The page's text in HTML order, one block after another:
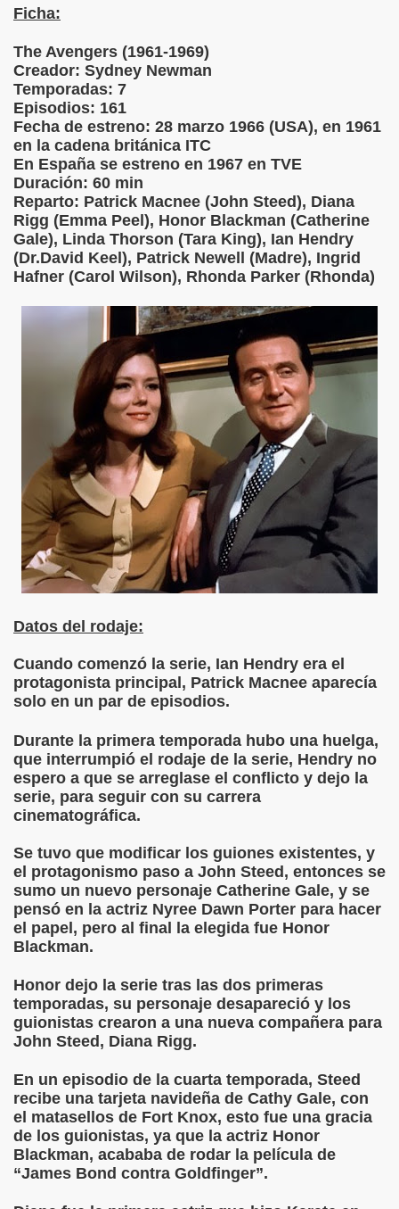
Ficha:
The Avengers (1961-1969)
Creador: Sydney Newman
Temporadas: 7
Episodios: 161
Fecha de estreno: 28 marzo 1966 (USA), en 1961
en la cadena británica ITC
En España se estreno en 1967 en TVE
Duración: 60 min
Reparto: Patrick Macnee (John Steed), Diana
Rigg (Emma Peel), Honor Blackman (Catherine
Gale), Linda Thorson (Tara King), Ian Hendry
(Dr.David Keel), Patrick Newell (Madre), Ingrid
Hafner (Carol Wilson), Rhonda Parker (Rhonda)
Datos del rodaje:
Cuando comenzó la serie, Ian Hendry era el
protagonista principal, Patrick Macnee aparecía
solo en un par de episodios.
Durante la primera temporada hubo una huelga,
que interrumpió el rodaje de la serie, Hendry no
espero a que se arreglase el conflicto y dejo la
serie, para seguir con su carrera
cinematográfica.
Se tuvo que modificar los guiones existentes, y
el protagonismo paso a John Steed, entonces se
sumo un nuevo personaje Catherine Gale, y se
pensó en la actriz Nyree Dawn Porter para hacer
el papel, pero al final la elegida fue Honor
Blackman.
Honor dejo la serie tras las dos primeras
temporadas, su personaje desapareció y los
guionistas crearon a una nueva compañera para
John Steed, Diana Rigg.
En un episodio de la cuarta temporada, Steed
recibe una tarjeta navideña de Cathy Gale, con
el matasellos de Fort Knox, esto fue una gracia
de los guionistas, ya que la actriz Honor
Blackman, acababa de rodar la película de
“James Bond contra Goldfinger”.